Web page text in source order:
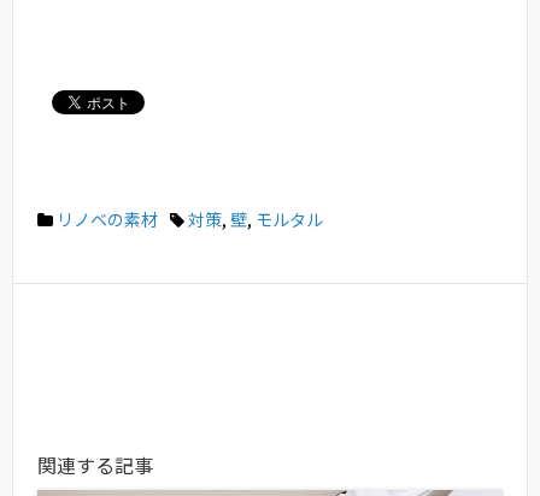
リノベの素材 対策, 壁, モルタル
関連する記事